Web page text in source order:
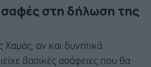
στη δήλωση της
Χαμάς, αν και δυνητικά
βασικές ασάφειες που θα